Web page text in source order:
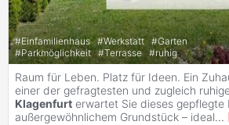
#Einfamilienhaus #Werkstatt #Garten
#Parkmöglichkeit #Terrasse #ruhig
Raum für Leben. Platz für Ideen. Ein
einer der gefragtesten und zugleich
Klagenfurt erwartet Sie dieses gepflegte
außergewöhnlichem Grundstück – ideal...